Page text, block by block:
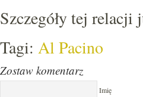
Szczegóły tej
Tagi: Al Pacino
Zostaw komentarz
Imię